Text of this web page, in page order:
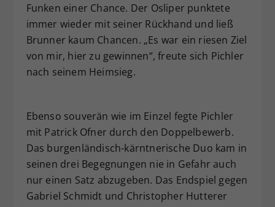
Funken einer Chance. Der Osliper punktete
immer wieder mit seiner Rückhand und ließ
Brunner kaum Chancen. „Es war ein riesen Ziel
von mir, hier zu gewinnen“, freute sich Pichler
nach seinem Heimsieg.
Ebenso souverän wie im Einzel fegte Pichler
mit Patrick Ofner durch den Doppelbewerb.
Das burgenländisch-kärntnerische Duo kam in
seinen drei Begegnungen nie in Gefahr auch
nur einen Satz abzugeben. Das Endspiel gegen
Gabriel Schmidt und Christopher Hutterer